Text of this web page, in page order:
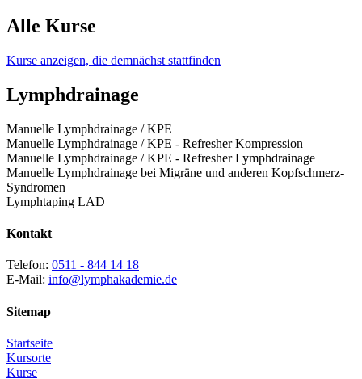
Alle Kurse
Kurse anzeigen, die demnächst stattfinden
Lymphdrainage
Manuelle Lymphdrainage / KPE
Manuelle Lymphdrainage / KPE - Refresher Kompression
Manuelle Lymphdrainage / KPE - Refresher Lymphdrainage
Manuelle Lymphdrainage bei Migräne und anderen Kopfschmerz-
Syndromen
Lymphtaping LAD
Kontakt
Telefon: 0511 - 844 14 18
E-Mail: info@lymphakademie.de
Sitemap
Startseite
Kursorte
Kurse